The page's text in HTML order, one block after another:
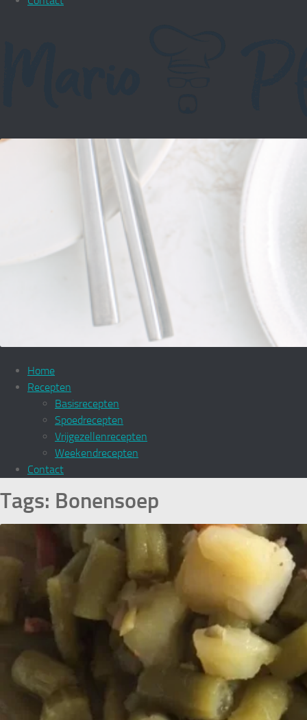
Home
Recepten
Basisrecepten
Spoedrecepten
Vrijgezellenrecepten
Weekendrecepten
Contact
Tags: Bonensoep